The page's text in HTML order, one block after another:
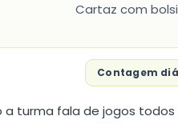
Cartaz com
Contagem
a turma fala de jogos todos